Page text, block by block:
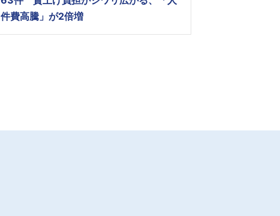
件費高騰」が2倍増